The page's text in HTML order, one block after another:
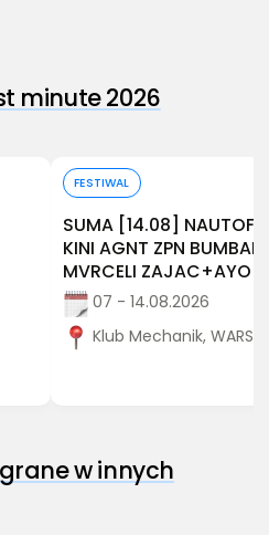
minute 2026
FESTIWAL
SUMA [14.08]
KINI AGNT ZPN
MVRCELI ZAJAC+AYO
07 - 14.08.2026
Klub Mechanik,
w innych